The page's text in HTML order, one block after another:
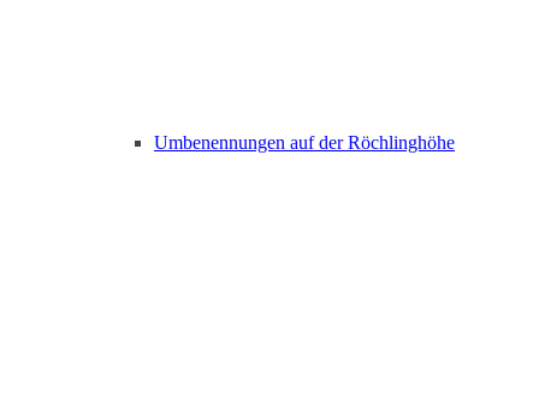
Umbenennungen auf der Röchlinghöhe